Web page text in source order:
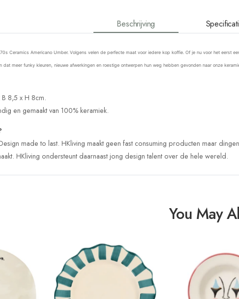
Beschrijving
Ceramics Americano Umber. Volgens velen de perfecte maat voor iedere kop koffie. Of je nu voor het eerst
dat meer funky kleuren, nieuwe afwerkingen en roestige ontwerpen hun weg hebben gevonden naar onze
B 8,5 x H 8cm.
en gemaakt van 100% keramiek.
made to last. HKliving maakt geen fast consuming producten maar
HKliving ondersteunt daarnaast jong design talent over de hele wereld.
You May